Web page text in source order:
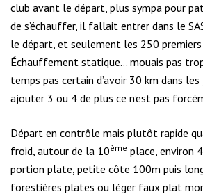
club avant le départ, plus sympa pour
de s’échauffer, il fallait entrer dans le
le départ, et seulement les 250 premiers
Échauffement statique… mouais pas
temps pas certain d’avoir 30 km dans
ajouter 3 ou 4 de plus ce n’est pas
Départ en contrôle mais plutôt rapide
froid, autour de la 10ème place, environ
portion plate, petite côte 100m puis
forestières plates ou léger faux plat